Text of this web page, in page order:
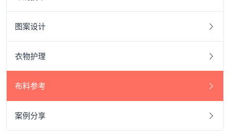
图案设计
衣物护理
布料参考
案例分享